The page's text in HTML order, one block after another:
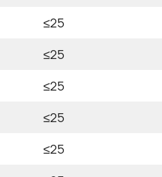
≤25
≤25
≤25
≤25
≤25